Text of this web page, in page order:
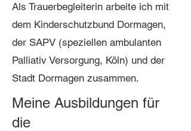
Als Trauerbegleiterin arbeite ich mit
dem Kinderschutzbund Dormagen,
der SAPV (speziellen ambulanten
Palliativ Versorgung, Köln) und der
Stadt Dormagen zusammen.
Meine Ausbildungen für
die